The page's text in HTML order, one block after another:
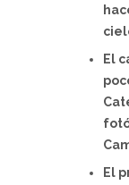
El
El